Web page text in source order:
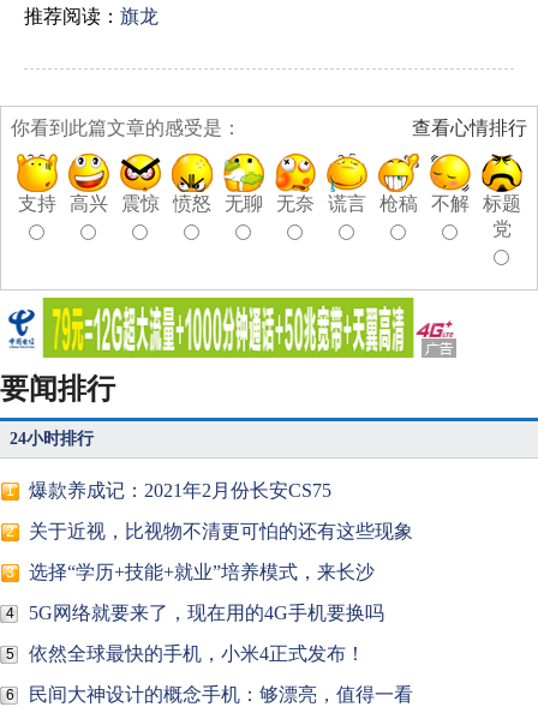
推荐阅读： 旗龙
查看心情排行
你看到此篇文章的感受是：
支持 高兴 震惊 愤怒 无聊 无奈 谎言 枪稿 不解
标题
党
要闻排行
24小时排行
1 爆款养成记：2021年2月份长安CS75
2 关于近视，比视物不清更可怕的还有这些现象
3 选择“学历+技能+就业”培养模式，来长沙
4 5G网络就要来了，现在用的4G手机要换吗
5 依然全球最快的手机，小米4正式发布！
6 民间大神设计的概念手机：够漂亮，值得一看